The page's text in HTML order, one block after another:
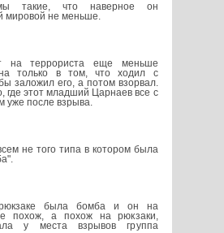
такие, что наверное он
мировой не меньше.
на террориста еще меньше
только в том, что ходил с
заложил его, а потом взорвал.
где этот младший Царнаев все с
уже после взрыва.
не того типа в котором была
была бомба и он на
похож, а похож на рюкзаки,
у места взрывов группа